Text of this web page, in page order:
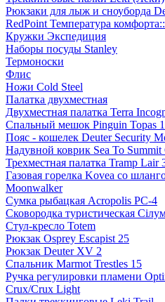
Рюкзаки для лыж и сноуборда
RedPoint Температура
Кружки Экспедиция
Наборы посуды Stanley
Термоноски
Флис
Ножи Cold Steel
Палатка двухместная
Двухместная палатка Terra
Спальный мешок Pinguin Topas
Пояс - кошелек Deuter Security
Надувной коврик Sea To
Трехместная палатка Tramp Lair
Газовая горелка Kovea со
Moonwalker
Сумка рыбацкая Acropolis РС-4
Сковородка туристическая
Стул-кресло Totem
Рюкзак Osprey Escapist 25
Рюкзак Deuter XV 2
Спальник Marmot Trestles 15
Ручка регулировки пламени
Crux/Crux Light